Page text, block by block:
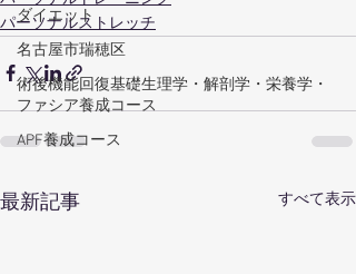
ダイエット
名古屋市瑞穂区
術後機能回復基礎生理学・解剖学・栄養学・
ファシア養成コース
APF養成コース
パーソナルストレッチ
最新記事 すべて表示